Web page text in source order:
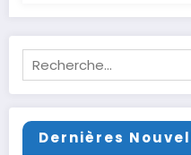
Dernières